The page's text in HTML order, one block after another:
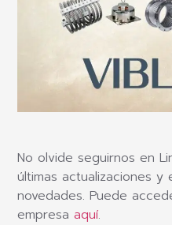
No olvide seguirnos en
últimas actualizaciones
novedades. Puede
empresaaquí.